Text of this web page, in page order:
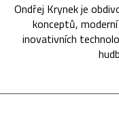
Ondřej Krynek je
konceptů,
inovativních